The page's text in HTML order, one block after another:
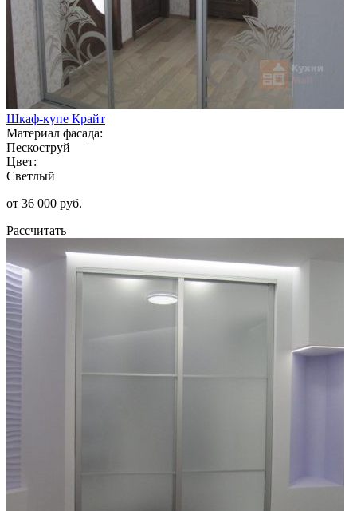
Шкаф-купе Крайт
Материал фасада:
Пескоструй
Цвет:
Светлый
от 36 000 руб.
Рассчитать